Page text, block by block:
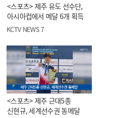
<스포츠> 제주 유도 선수단,
아시아컵에서 메달 6개 획득
KCTV NEWS 7
<스포츠> 제주 근대5종
신현규, 세계선수권 동메달